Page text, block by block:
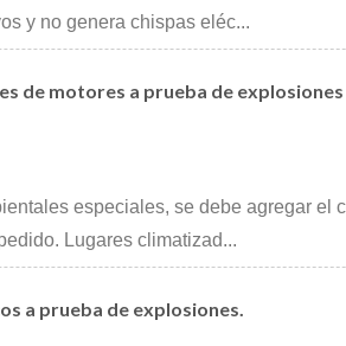
y no genera chispas eléc...
de motores a prueba de
especiales, se debe agregar el
Lugares climatizad...
a prueba de explosiones.